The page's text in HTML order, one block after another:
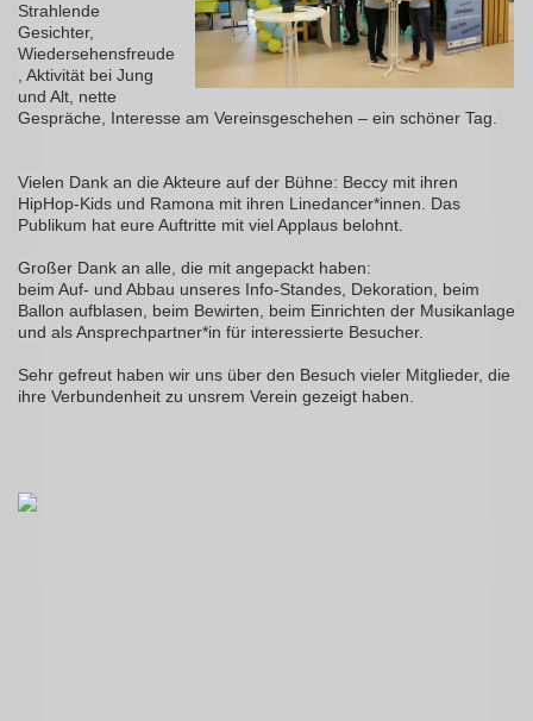
Strahlende
Gesichter,
Wiedersehensfreude
, Aktivität bei Jung
und Alt, nette
Gespräche, Interesse am Vereinsgeschehen – ein schöner Tag.
Vielen Dank an die Akteure auf der Bühne: Beccy mit ihren
HipHop-Kids und Ramona mit ihren Linedancer*innen. Das
Publikum hat eure Auftritte mit viel Applaus belohnt.
Großer Dank an alle, die mit angepackt haben:
beim Auf- und Abbau unseres Info-Standes, Dekoration, beim
Ballon aufblasen, beim Bewirten, beim Einrichten der Musikanlage
und als Ansprechpartner*in für interessierte Besucher.
Sehr gefreut haben wir uns über den Besuch vieler Mitglieder, die
ihre Verbundenheit zu unsrem Verein gezeigt haben.